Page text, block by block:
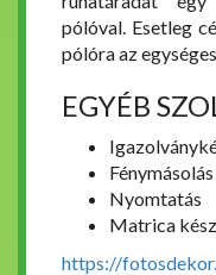
pólóval. Esetleg
pólóra az
EGYÉB
Fénymásolás
Nyomtatás
Matrica
https://